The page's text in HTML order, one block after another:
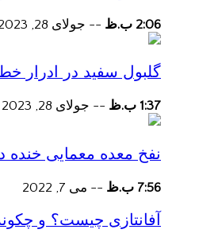
2:06 ب.ظ -- جولای 28, 2023
گلبول سفید در ادرار
1:37 ب.ظ -- جولای 28, 2023
نفخ معده معمایی خنده
7:56 ب.ظ -- می 7, 2022
آفانتازی چیست؟ و